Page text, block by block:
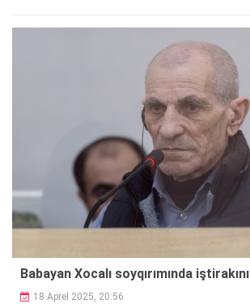
Babayan Xocalı soyqırımında iştirakını
18 Aprel 2025, 20:56